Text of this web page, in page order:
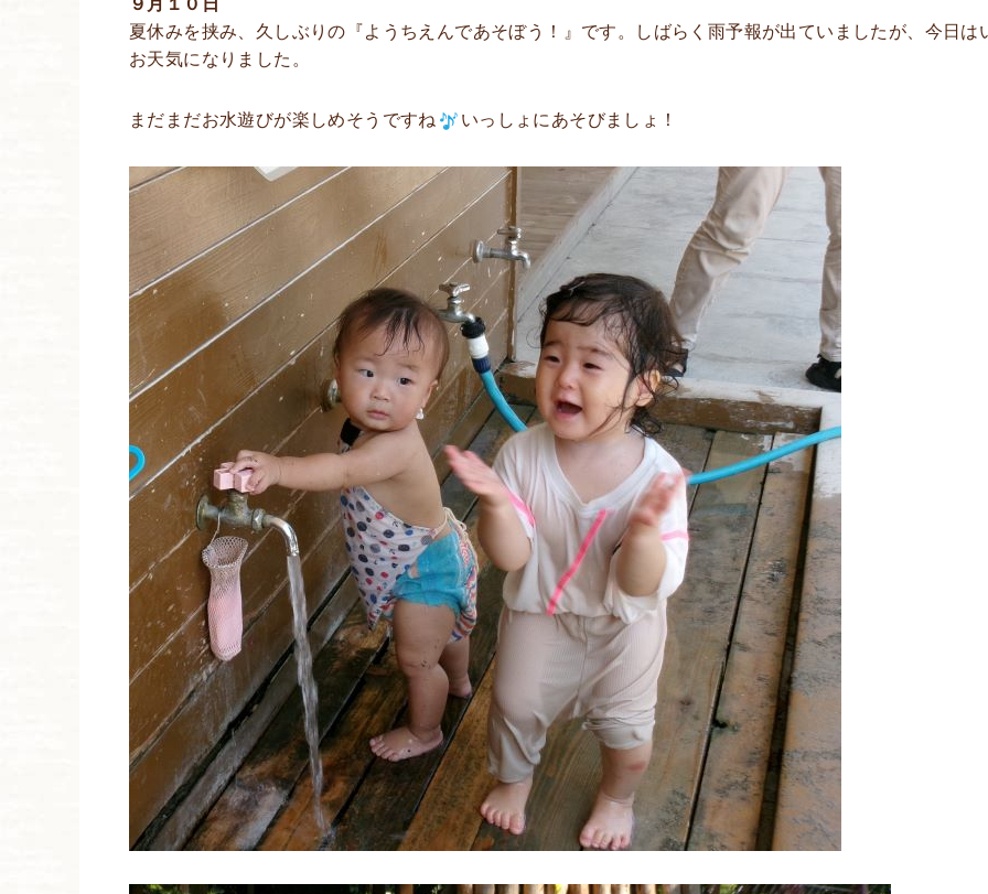
９月１０日
夏休みを挟み、久しぶりの『ようちえんであそぼう！』です。しばらく雨予報が出ていましたが、今日は
お天気になりました。
まだまだお水遊びが楽しめそうですね いっしょにあそびましょ！